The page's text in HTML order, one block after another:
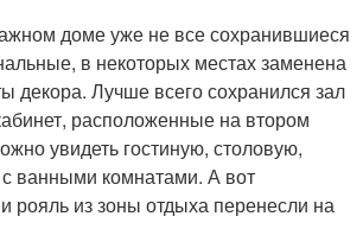
доме уже не все сохранившиеся
в некоторых местах заменена
декора. Лучше всего сохранился зал
расположенные на втором
увидеть гостиную, столовую,
ванными комнатами. А вот
рояль из зоны отдыха перенесли на